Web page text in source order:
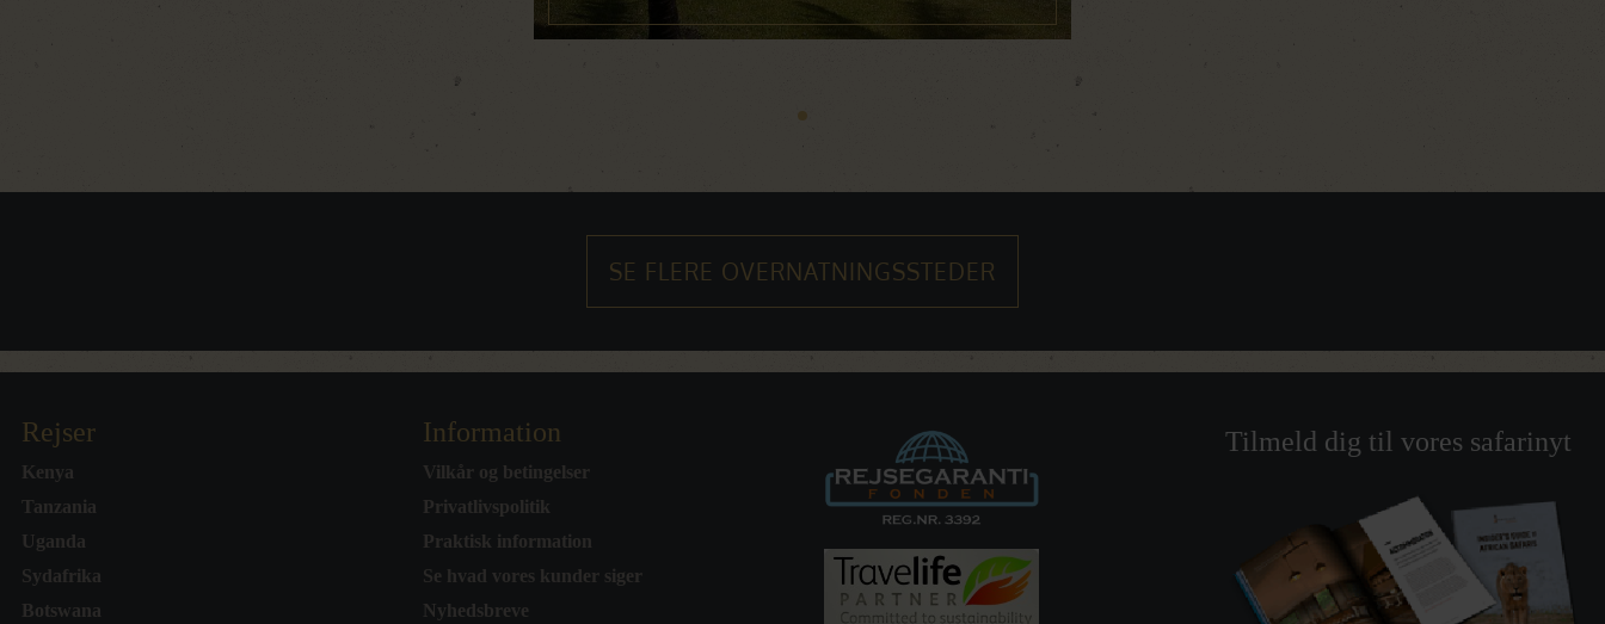
SE FLERE OVERNATNINGSSTEDER
Rejser
Kenya
Tanzania
Uganda
Sydafrika
Botswana
Information
Vilkår og betingelser
Privatlivspolitik
Praktisk information
Se hvad vores kunder siger
Nyhedsbreve
Tilmeld dig til vores safarinyt